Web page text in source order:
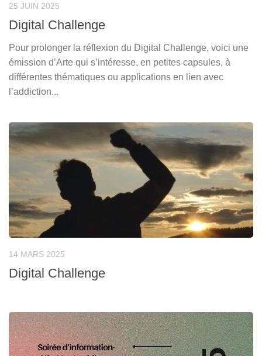
25 JUIN 2025
Digital Challenge
Pour prolonger la réflexion du Digital Challenge, voici une
émission d’Arte qui s’intéresse, en petites capsules, à
différentes thématiques ou applications en lien avec
l’addiction...
14 MARS 2025
Digital Challenge